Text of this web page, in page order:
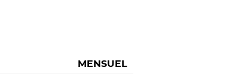
MENSUEL